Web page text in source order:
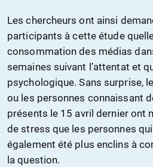
Les chercheurs ont ainsi
participants à cette étude
consommation des médias
semaines suivant l’attentat et
psychologique. Sans surprise,
ou les personnes connaissant
présents le 15 avril dernier ont
de stress que les personnes
également été plus enclins à
la question.